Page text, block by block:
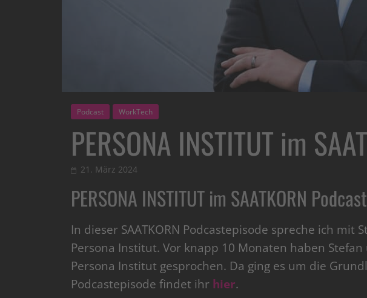
Podcast WorkTech
PERSONA INSTITUT im
21. März 2024
PERSONA INSTITUT im SAATKORN Podcast
In dieser SAATKORN Podcastepisode spreche ich mit
Persona Institut. Vor knapp 10 Monaten haben
Persona Institut gesprochen. Da ging es um die
Podcastepisode findet ihr hier.